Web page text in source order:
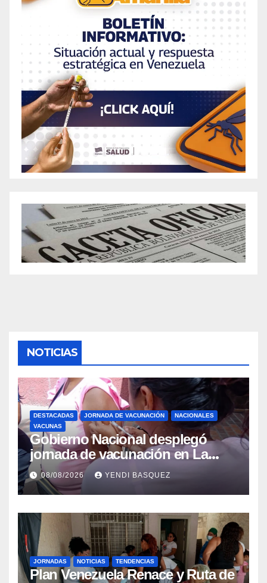
NOTICIAS
DESTACADAS JORNADA DE VACUNACIÓN
NACIONALES
VACUNAS
Gobierno Nacional desplegó
jornada de vacunación en La
Guaira para garantizar protección
epidemiológica
08/08/2026 YENDI BASQUEZ
JORNADAS NOTICIAS TENDENCIAS
Plan Venezuela Renace y Ruta de